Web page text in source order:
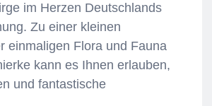
im Herzen Deutschlands
Zu einer kleinen
einmaligen Flora und Fauna
kann es Ihnen erlauben,
und fantastische